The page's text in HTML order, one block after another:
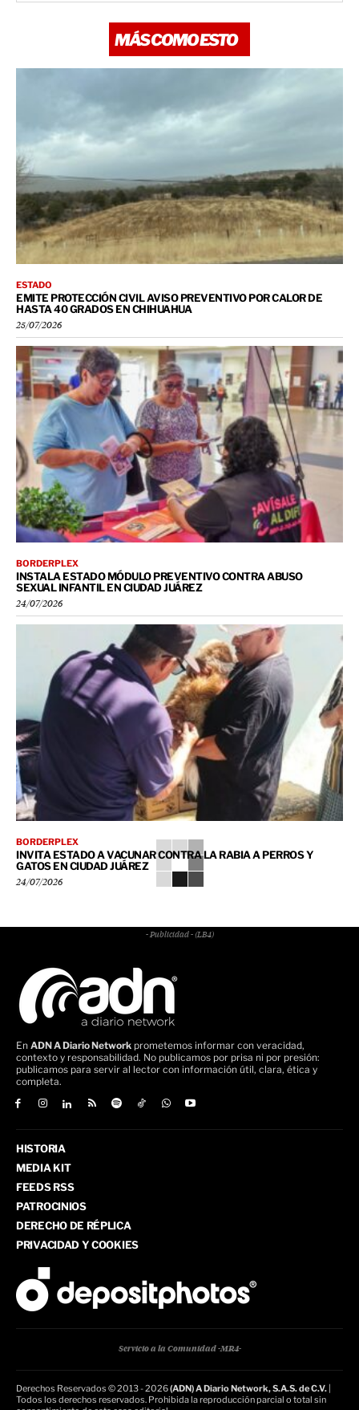
MÁS COMO ESTO
ESTADO
EMITE PROTECCIÓN CIVIL AVISO PREVENTIVO POR CALOR DE
HASTA 40 GRADOS EN CHIHUAHUA
25/07/2026
BORDERPLEX
INSTALA ESTADO MÓDULO PREVENTIVO CONTRA ABUSO
SEXUAL INFANTIL EN CIUDAD JUÁREZ
24/07/2026
BORDERPLEX
INVITA ESTADO A VACUNAR CONTRA LA RABIA A PERROS Y
GATOS EN CIUDAD JUÁREZ
24/07/2026
- Publicidad - (LB4)
En ADN A Diario Network prometemos informar con veracidad,
contexto y responsabilidad. No publicamos por prisa ni por presión:
publicamos para servir al lector con información útil, clara, ética y
completa.
HISTORIA
MEDIA KIT
FEEDS RSS
PATROCINIOS
DERECHO DE RÉPLICA
PRIVACIDAD Y COOKIES
Servicio a la Comunidad -MR4-
Derechos Reservados © 2013 - 2026(ADN) A Diario Network, S.A.S. de C.V. |
Todos los derechos reservados. Prohibida la reproducción parcial o total sin